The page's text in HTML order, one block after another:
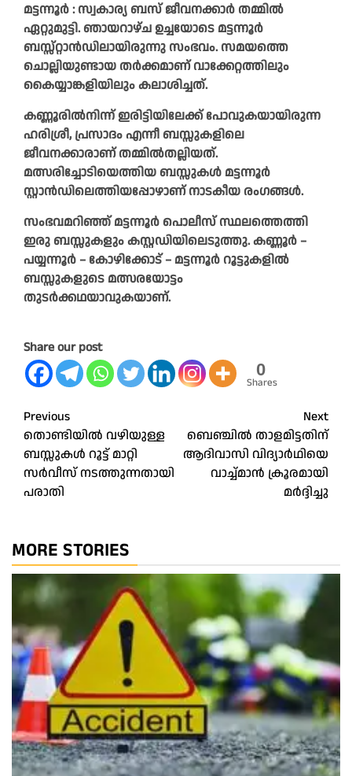
മട്ടന്നൂർ : സ്വകാര്യ ബസ് ജീവനക്കാർ തമ്മിൽ
ഏറ്റുമുട്ടി. ഞായറാഴ്‌ച ഉച്ചയോടെ മട്ടന്നൂർ
ബസ്സ്റ്റാന്‍ഡിലായിരുന്നു സംഭവം. സമയത്തെ
ചൊല്ലിയുണ്ടായ തർക്കമാണ് വാക്കേറ്റത്തിലും
കൈയ്യാങ്കളിയിലും കലാശിച്ചത്.
കണ്ണൂരിൽനിന്ന് ഇരിട്ടിയിലേക്ക് പോവുകയായിരുന്ന
ഹരിശ്രീ, പ്രസാദം എന്നീ ബസ്സുകളിലെ
ജീവനക്കാരാണ് തമ്മില്‍തല്ലിയത്.
മത്സരിച്ചോടിയെത്തിയ ബസ്സുകൾ മട്ടന്നൂർ
സ്റ്റാന്‍ഡിലെത്തിയപ്പോഴാണ് നാടകീയ രംഗങ്ങള്‍.
സംഭവമറിഞ്ഞ് മട്ടന്നൂർ പൊലീസ് സ്ഥലത്തെത്തി
ഇരു ബസ്സുകളും കസ്റ്റഡിയിലെടുത്തു. കണ്ണൂർ –
പയ്യന്നൂർ – കോഴിക്കോട് – മട്ടന്നൂർ റൂട്ടുകളിൽ
ബസ്സുകളുടെ മത്സരയോട്ടം
തുടർക്കഥയാവുകയാണ്.
Share our post
0
Shares
Post
navigation
Previous
തൊണ്ടിയിൽ വഴിയുള്ള
ബസ്സുകൾ റൂട്ട് മാറ്റി
സർവീസ് നടത്തുന്നതായി
പരാതി
Next
ബെഞ്ചിൽ താളമിട്ടതിന്‌
ആദിവാസി വിദ്യാര്‍ഥിയെ
വാച്ച്‌മാൻ ക്രൂരമായി
മർദ്ദിച്ചു
MORE STORIES